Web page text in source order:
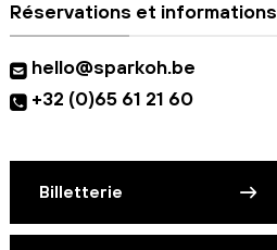
Réservations et informations
hello@sparkoh.be
+32 (0)65 61 21 60
Billetterie